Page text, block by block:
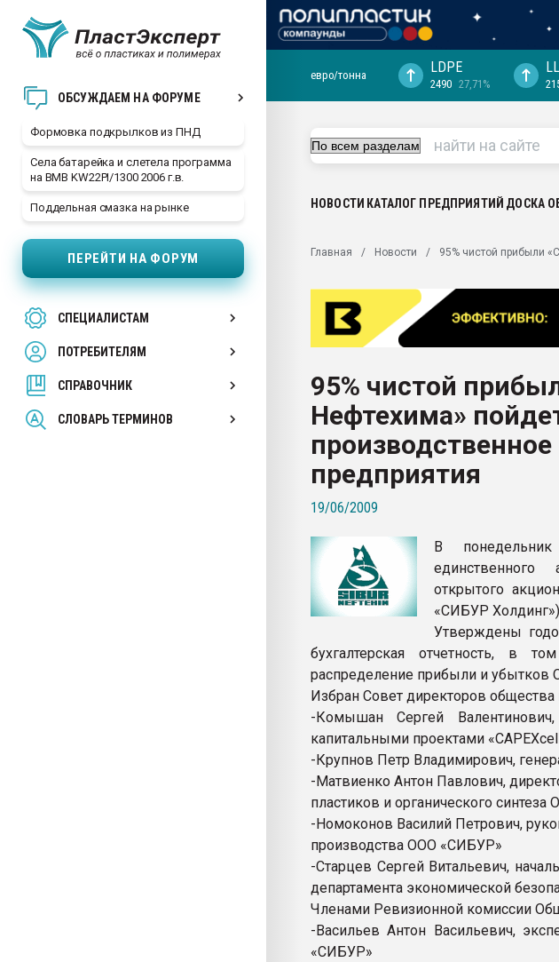
ОБСУЖДАЕМ НА ФОРУМЕ
Формовка подкрылков из ПНД
Села батарейка и слетела программа
на BMB KW22PI/1300 2006 г.в.
Поддельная смазка на рынке
ПЕРЕЙТИ НА ФОРУМ
СПЕЦИАЛИСТАМ
ПОТРЕБИТЕЛЯМ
СПРАВОЧНИК
СЛОВАРЬ ТЕРМИНОВ
29.07.2026 ФРП помог "Ижевскому
Вакуум-формовочные машины:
28.07.2026 Автоматизация выходит на
первый план в переработке
пластмасс
ситуацией на строительном рынке
Всё, что касается выдува ПЭТ
бутылок
ПЕРЕЙТИ НА ФОРУМ
евро/тонна LDPE
2490 27,71%
НОВОСТИ КАТАЛОГ ПРЕДПРИЯТИЙ ДОСКА
Главная Новости 95% чистой прибыли
95% чистой
Нефтехима»
производственное
предприятия
19/06/2009
В
открытого
«СИБУР
Утверждены
бухгалтерская отчетность, в
распределение прибыли и убытков
Избран Совет директоров общества
-Комышан Сергей
капитальными проектами
-Крупнов Петр Владимирович,
-Матвиенко Антон Павлович,
пластиков и органического
-Номоконов Василий Петрович,
производства ООО «СИБУР»
-Старцев Сергей Витальевич,
департамента экономической
Членами Ревизионной комиссии
-Васильев Антон Васильевич,
«СИБУР»